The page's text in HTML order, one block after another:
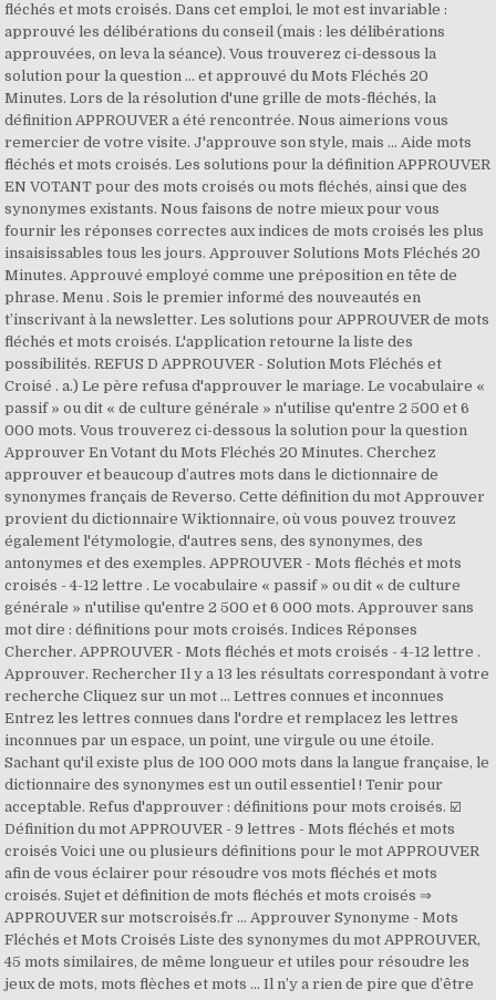
fléchés et mots croisés. Dans cet emploi, le mot est invariable :
approuvé les délibérations du conseil (mais : les délibérations
approuvées, on leva la séance). Vous trouverez ci-dessous la
solution pour la question … et approuvé du Mots Fléchés 20
Minutes. Lors de la résolution d'une grille de mots-fléchés, la
définition APPROUVER a été rencontrée. Nous aimerions vous
remercier de votre visite. J'approuve son style, mais … Aide mots
fléchés et mots croisés. Les solutions pour la définition APPROUVER
EN VOTANT pour des mots croisés ou mots fléchés, ainsi que des
synonymes existants. Nous faisons de notre mieux pour vous
fournir les réponses correctes aux indices de mots croisés les plus
insaisissables tous les jours. Approuver Solutions Mots Fléchés 20
Minutes. Approuvé employé comme une préposition en tête de
phrase. Menu . Sois le premier informé des nouveautés en
t’inscrivant à la newsletter. Les solutions pour APPROUVER de mots
fléchés et mots croisés. L'application retourne la liste des
possibilités. REFUS D APPROUVER - Solution Mots Fléchés et
Croisé . a.) Le père refusa d'approuver le mariage. Le vocabulaire «
passif » ou dit « de culture générale » n'utilise qu'entre 2 500 et 6
000 mots. Vous trouverez ci-dessous la solution pour la question
Approuver En Votant du Mots Fléchés 20 Minutes. Cherchez
approuver et beaucoup d’autres mots dans le dictionnaire de
synonymes français de Reverso. Cette définition du mot Approuver
provient du dictionnaire Wiktionnaire, où vous pouvez trouvez
également l'étymologie, d'autres sens, des synonymes, des
antonymes et des exemples. APPROUVER - Mots fléchés et mots
croisés - 4-12 lettre . Le vocabulaire « passif » ou dit « de culture
générale » n'utilise qu'entre 2 500 et 6 000 mots. Approuver sans
mot dire : définitions pour mots croisés. Indices Réponses
Chercher. APPROUVER - Mots fléchés et mots croisés - 4-12 lettre .
Approuver. Rechercher Il y a 13 les résultats correspondant à votre
recherche Cliquez sur un mot … Lettres connues et inconnues
Entrez les lettres connues dans l'ordre et remplacez les lettres
inconnues par un espace, un point, une virgule ou une étoile.
Sachant qu'il existe plus de 100 000 mots dans la langue française, le
dictionnaire des synonymes est un outil essentiel ! Tenir pour
acceptable. Refus d'approuver : définitions pour mots croisés. ☑️
Définition du mot APPROUVER - 9 lettres - Mots fléchés et mots
croisés Voici une ou plusieurs définitions pour le mot APPROUVER
afin de vous éclairer pour résoudre vos mots fléchés et mots
croisés. Sujet et définition de mots fléchés et mots croisés ⇒
APPROUVER sur motscroisés.fr … Approuver Synonyme - Mots
Fléchés et Mots Croisés Liste des synonymes du mot APPROUVER,
45 mots similaires, de même longueur et utiles pour résoudre les
jeux de mots, mots flèches et mots … Il n’y a rien de pire que d’être